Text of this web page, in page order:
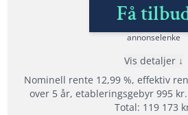
Nedbetalingstid: 1 - 15 år
Effektiv rente: 8,17% til 34,16%
Få
annonselenke
Nominell rente 12,99 %, effektiv
over 5 år, etableringsgebyr 995
Total: 119 173
Vis detaljer